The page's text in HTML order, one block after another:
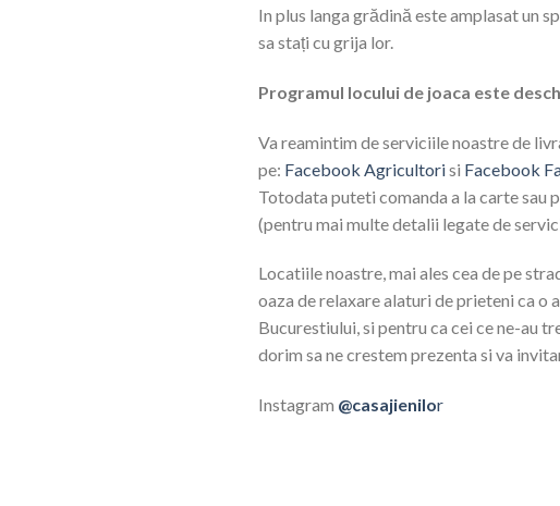
In plus langa grădină este amplasat un
sa stați cu grija lor.
Programul locului de joaca este
Va reamintim de serviciile noastre de
pe: Facebook Agricultorisi Facebook
Totodata puteti comanda a la carte
(pentru mai multe detalii legate de
Locatiile noastre, mai ales cea de pe
oaza de relaxare alaturi de prieteni ca o
Bucurestiului, si pentru ca cei ce ne-au
dorim sa ne crestem prezenta si va
Instagram @casajienilor